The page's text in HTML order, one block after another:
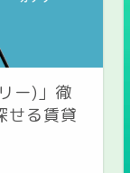
ー)」徹
せる賃貸